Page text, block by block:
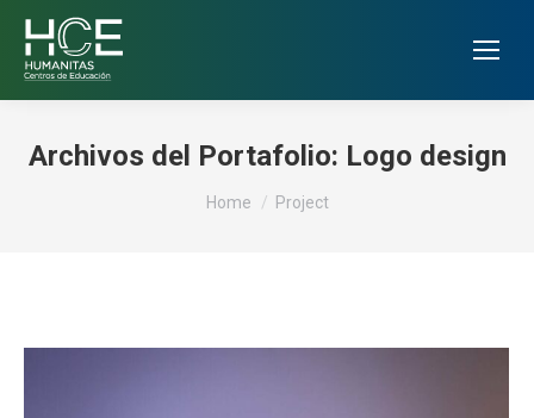
Archivos del Portafolio: Logo design
You are here:
Home Project